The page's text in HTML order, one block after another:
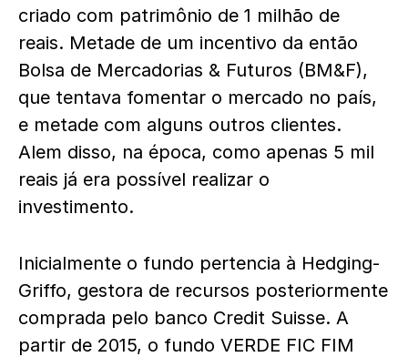
criado com patrimônio de 1 milhão de
reais. Metade de um incentivo da então
Bolsa de Mercadorias & Futuros (BM&F),
que tentava fomentar o mercado no país,
e metade com alguns outros clientes.
Alem disso, na época, como apenas 5 mil
reais já era possível realizar o
investimento.
Inicialmente o fundo pertencia à Hedging-
Griffo, gestora de recursos posteriormente
comprada pelo banco Credit Suisse. A
partir de 2015, o fundo VERDE FIC FIM